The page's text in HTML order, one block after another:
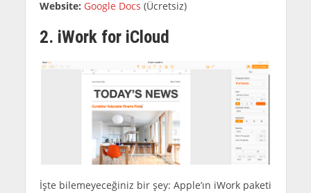
Website: Google Docs (Ücretsiz)
2. iWork for iCloud
İşte bilemeyeceğiniz bir şey: Apple’ın iWork paketi